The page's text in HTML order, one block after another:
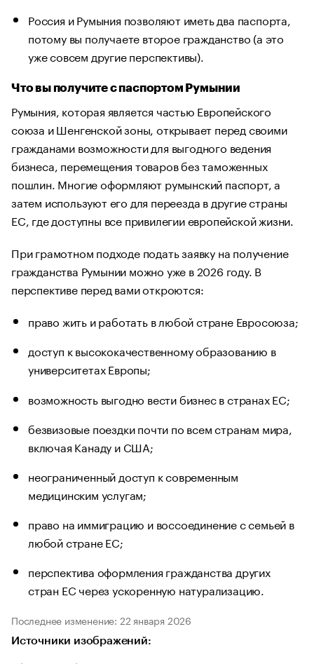
Россия и Румыния позволяют иметь два паспорта,
потому вы получаете второе гражданство (а это
уже совсем другие перспективы).
Что вы получите с паспортом Румынии
Румыния, которая является частью Европейского
союза и Шенгенской зоны, открывает перед своими
гражданами возможности для выгодного ведения
бизнеса, перемещения товаров без таможенных
пошлин. Многие оформляют румынский паспорт, а
затем используют его для переезда в другие страны
ЕС, где доступны все привилегии европейской жизни.
При грамотном подходе подать заявку на получение
гражданства Румынии можно уже в 2026 году. В
перспективе перед вами откроются:
право жить и работать в любой стране Евросоюза;
доступ к высококачественному образованию в
университетах Европы;
возможность выгодно вести бизнес в странах ЕС;
безвизовые поездки почти по всем странам мира,
включая Канаду и США;
неограниченный доступ к современным
медицинским услугам;
право на иммиграцию и воссоединение с семьей в
любой стране ЕС;
перспектива оформления гражданства других
стран ЕС через ускоренную натурализацию.
Последнее изменение: 22 января 2026
Источники изображений: